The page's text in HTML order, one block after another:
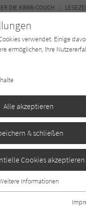
Autor*in
DIE KRIMI-COUCH
verwendet. Einige
ermöglichen, Ihre
Alle akzeptieren
& schließen
Cookies akzeptieren
grundlegende Funktionen
dass die Webseite
Informationen